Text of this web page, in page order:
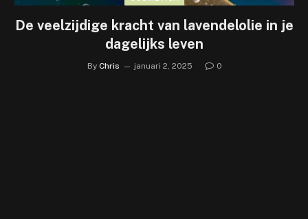
De veelzijdige kracht van lavendelolie in je
dagelijks leven
By Chris januari 2, 2025 0